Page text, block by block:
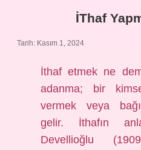
İThaf
Tarih: Kasım 1, 2024
İthaf etmek ne
adanma; bir
vermek veya
gelir. İthafın
Devellioğlu